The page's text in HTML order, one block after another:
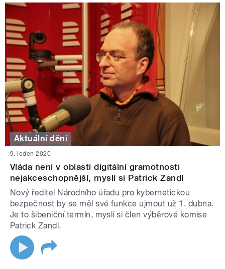
Aktuální dění
9. leden 2020
Vláda není v oblasti digitální gramotnosti
nejakceschopnější, myslí si Patrick Zandl
Nový ředitel Národního úřadu pro kybernetickou
bezpečnost by se měl své funkce ujmout už 1. dubna.
Je to šibeniční termín, myslí si člen výběrové komise
Patrick Zandl.